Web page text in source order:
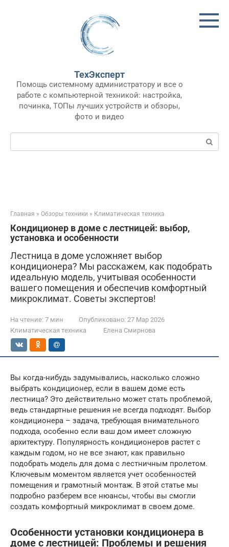
ТехЭксперт
Помощь системному администратору и все о
работе с компьютерной техникой: настройка,
починка, ТОПы лучших устройств и обзоры,
фото и видео
Поиск:
Главная » Обзоры техники » Климатическая техника
Кондиционер в доме с лестницей: выбор,
установка и особенности
Лестница в доме усложняет выбор
кондиционера? Мы расскажем, как подобрать
идеальную модель, учитывая особенности
вашего помещения и обеспечив комфортный
микроклимат. Советы экспертов!
На чтение: 7 мин Опубликовано: 27 Мар 2026
Климатическая техника
Елена Смирнова
Вы когда-нибудь задумывались, насколько сложно
выбрать кондиционер, если в вашем доме есть
лестница? Это действительно может стать проблемой,
ведь стандартные решения не всегда подходят. Выбор
кондиционера – задача, требующая внимательного
подхода, особенно если ваш дом имеет сложную
архитектуру. Популярность кондиционеров растет с
каждым годом, но не все знают, как правильно
подобрать модель для дома с лестничным пролетом.
Ключевым моментом является учет особенностей
помещения и грамотный монтаж. В этой статье мы
подробно разберем все нюансы, чтобы вы смогли
создать комфортный микроклимат в своем доме.
Особенности установки кондиционера в
доме с лестницей: Проблемы и решения